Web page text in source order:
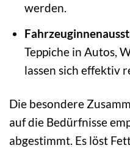
werden.
Teppiche in Autos,
lassen sich effektiv
Die besondere
auf die Bedürfnisse
abgestimmt. Es löst